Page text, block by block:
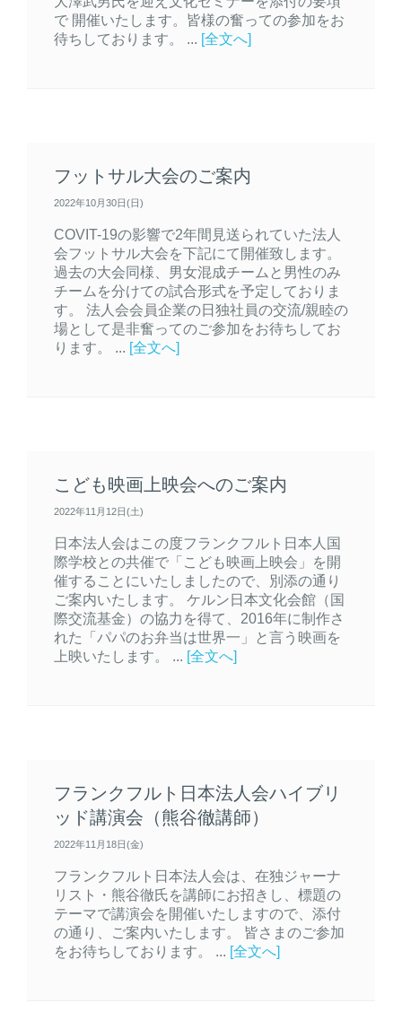
で 開催いたします。皆様の奮っての参加をお
待ちしております。 ... [全文へ]
フットサル大会のご案内
2022年10月30日(日)
COVIT-19の影響で2年間見送られていた法人
会フットサル大会を下記にて開催致します。
過去の大会同様、男女混成チームと男性のみ
チームを分けての試合形式を予定しておりま
す。 法人会会員企業の日独社員の交流/親睦の
場として是非奮ってのご参加をお待ちしてお
ります。 ... [全文へ]
こども映画上映会へのご案内
2022年11月12日(土)
日本法人会はこの度フランクフルト日本人国
際学校との共催で「こども映画上映会」を開
催することにいたしましたので、別添の通り
ご案内いたします。 ケルン日本文化会館（国
際交流基金）の協力を得て、2016年に制作さ
れた「パパのお弁当は世界一」と言う映画を
上映いたします。 ... [全文へ]
フランクフルト日本法人会ハイブリ
ッド講演会（熊谷徹講師）
2022年11月18日(金)
フランクフルト日本法人会は、在独ジャーナ
リスト・熊谷徹氏を講師にお招きし、標題の
テーマで講演会を開催いたしますので、添付
の通り、ご案内いたします。 皆さまのご参加
をお待ちしております。 ... [全文へ]